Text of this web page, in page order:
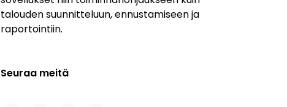
talouden suunnitteluun, ennustamiseen ja
raportointiin.
Seuraa meitä